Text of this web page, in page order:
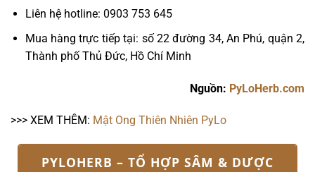
Liên hệ hotline: 0903 753 645
Mua hàng trực tiếp tại: số 22 đường 34, An Phú, quận 2,
Thành phố Thủ Đức, Hồ Chí Minh
Nguồn: PyLoHerb.com
>>> XEM THÊM: Mật Ong Thiên Nhiên PyLo
PYLOHERB – TỔ HỢP SÂM & DƯỢC